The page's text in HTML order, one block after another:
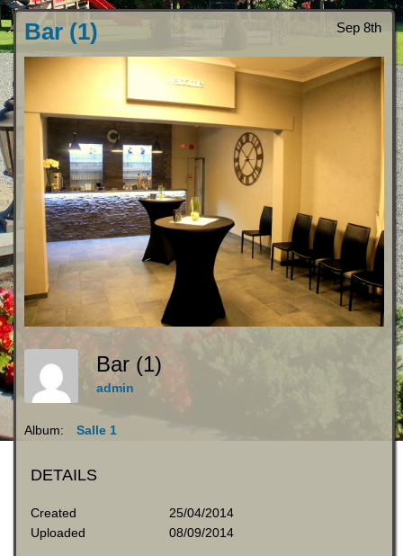
Sep 8th
Bar (1)
Bar (1)
admin
Album: Salle 1
DETAILS
Created
25/04/2014
Uploaded
08/09/2014